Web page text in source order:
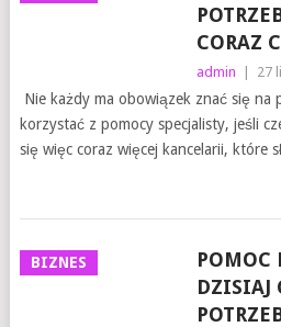
CORAZ
admin 27
Nie każdy ma obowiązek znać się na
korzystać z pomocy specjalisty, jeśli
się więc coraz więcej kancelarii, które
BIZNES
POMOC
DZISIAJ